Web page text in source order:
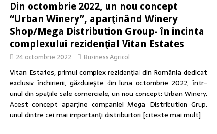
Din octombrie 2022, un nou concept
“Urban Winery”, aparţinând Winery
Shop/Mega Distribution Group- ȋn incinta
complexului rezidenţial Vitan Estates
24 octombrie 2022 Business Agricol
Vitan Estates, primul complex rezidenţial din România dedicat
exclusiv ȋnchirierii, găzduieşte din luna octombrie 2022, ȋntr-
unul din spaţiile sale comerciale, un nou concept: Urban Winery.
Acest concept aparţine companiei Mega Distribution Grup,
unul dintre cei mai importanţi distribuitori [citește mai mult]